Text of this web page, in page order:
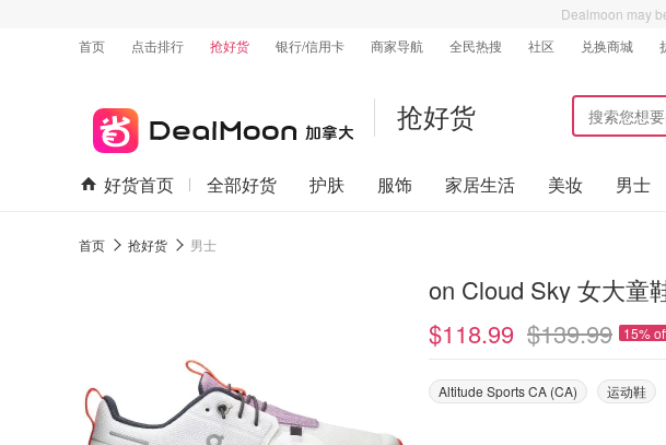
Dealmoon may
首页
点击排行 抢好货 银行/信用卡 商家导航 全民热搜 社区 兑换商城
抢好货
好货首页 全部好货 护肤 服饰 家居生活 美妆 男士
首页 抢好货 男士
on Cloud Sky 女大童
$118.99 $139.99 15%
Altitude Sports CA (CA) 运动鞋